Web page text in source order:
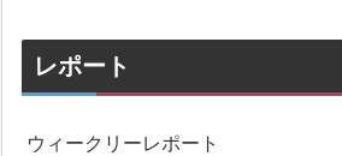
レポート
ウィークリーレポート